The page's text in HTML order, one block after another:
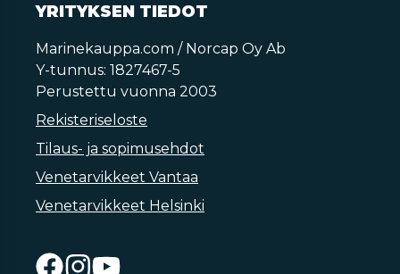
YRITYKSEN TIEDOT
Marinekauppa.com / Norcap Oy Ab
Y-tunnus: 1827467-5
Perustettu vuonna 2003
Rekisteriseloste
Tilaus- ja sopimusehdot
Venetarvikkeet Vantaa
Venetarvikkeet Helsinki